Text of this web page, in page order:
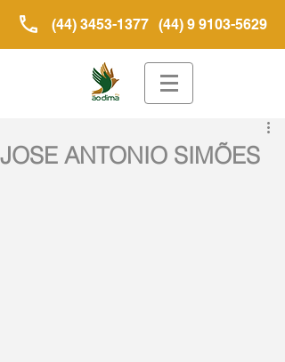
(44) 3453-1377 (44) 9 9103-5629
JOSE ANTONIO SIMÕES